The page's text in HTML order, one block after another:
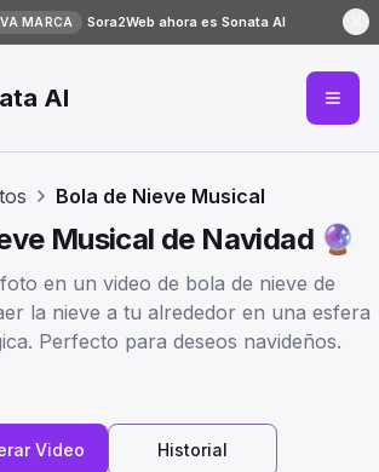
MARCA Sora2Web ahora es Sonata AI
AI
Bola de Nieve Musical
Musical de Navidad 🔮
en un video de bola de nieve de
la nieve a tu alrededor en una esfera
Perfecto para deseos navideños.
Video Historial